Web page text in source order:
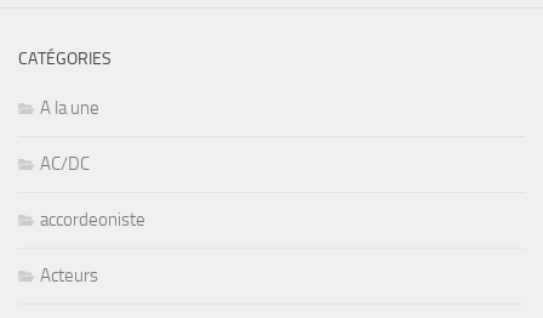
CATÉGORIES
A la une
AC/DC
accordeoniste
Acteurs